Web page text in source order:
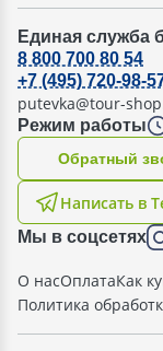
Единая служба
Режим работы
8 800 700 80 54
+7 (495) 720-98-
putevka@tour-
Написать в
Oбратный
Мы в соцсетях
О насОплатаКак
Политика